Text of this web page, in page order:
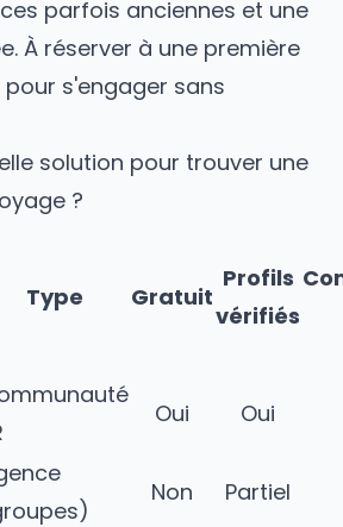
parfois anciennes et une
À réserver à une première
s'engager sans
solution pour trouver une
?
Type Gratuit
Profils
vérifiés
Oui
Oui
Non
Partiel